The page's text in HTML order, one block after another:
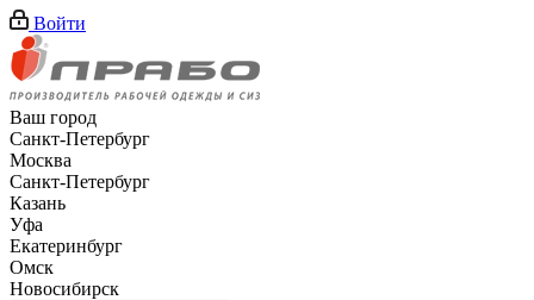
Войти
Ваш город
Санкт-Петербург
Москва
Санкт-Петербург
Казань
Уфа
Екатеринбург
Омск
Новосибирск